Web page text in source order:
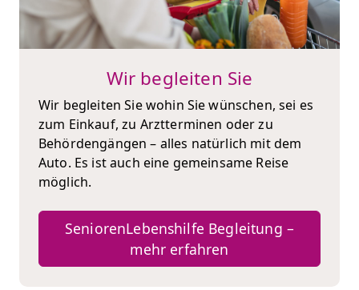
Wir begleiten Sie
Wir begleiten Sie wohin Sie wünschen, sei es
zum Einkauf, zu Arztterminen oder zu
Behördengängen – alles natürlich mit dem
Auto. Es ist auch eine gemeinsame Reise
möglich.
SeniorenLebenshilfe Begleitung –
mehr erfahren